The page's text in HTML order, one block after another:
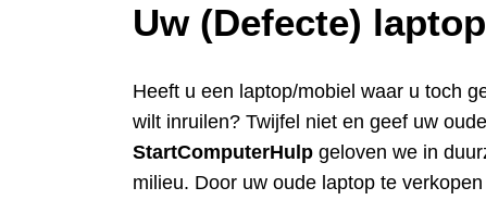
Uw (Defecte)
Heeft u een laptop/mobiel waar u toch
wilt inruilen? Twijfel niet en geef uw
StartComputerHulp geloven we in
milieu. Door uw oude laptop te